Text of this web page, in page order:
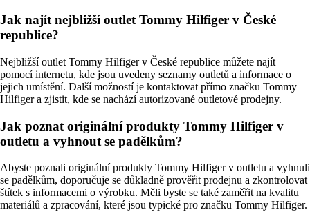
Jak najít nejbližší outlet Tommy Hilfiger v České
republice?
Nejbližší outlet Tommy Hilfiger v České republice můžete najít
pomocí internetu, kde jsou uvedeny seznamy outletů a informace o
jejich umístění. Další možností je kontaktovat přímo značku Tommy
Hilfiger a zjistit, kde se nachází autorizované outletové prodejny.
Jak poznat originální produkty Tommy Hilfiger v
outletu a vyhnout se padělkům?
Abyste poznali originální produkty Tommy Hilfiger v outletu a vyhnuli
se padělkům, doporučuje se důkladně prověřit prodejnu a zkontrolovat
štítek s informacemi o výrobku. Měli byste se také zaměřit na kvalitu
materiálů a zpracování, které jsou typické pro značku Tommy Hilfiger.